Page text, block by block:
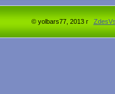
© yolbars77, 2013 г